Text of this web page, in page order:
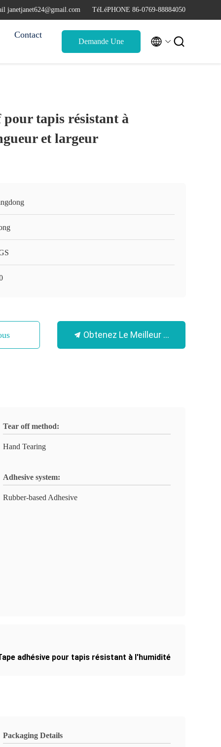
janetjanet624@gmail.com TéLéPHONE 86-0769-88884050
Contact
Demande Une  
tapis résistant à
et largeur
Obtenez Le Meilleur Prix
Tear off method:
Hand Tearing
Adhesive system:
Rubber-based Adhesive
adhésive pour tapis résistant à l'humidité
Packaging Details